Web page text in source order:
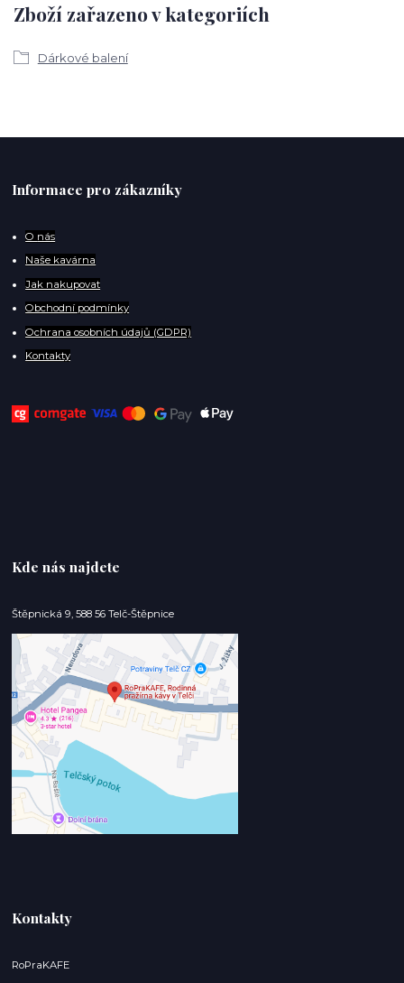
Zboží zařazeno v kategoriích
Dárkové balení
Informace pro zákazníky
O nás
Naše kavárna
Jak nakupovat
Obchodní podmínky
Ochrana osobních údajů (GDPR)
Kontakty
Kde nás najdete
Štěpnická 9, 588 56 Telč-Štěpnice
Kontakty
RoPraKAFE